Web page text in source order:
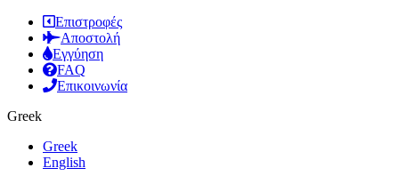
Επιστροφές
Αποστολή
Εγγύηση
FAQ
Επικοινωνία
Greek
Greek
English